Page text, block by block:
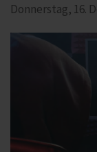
Donnerstag, 16.